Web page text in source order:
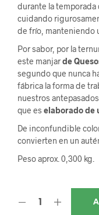
era:
5,99€.
durante la temporada
cuidando
de frío, manteniendo
Por sabor, por la
este manjarde
segundo que nunca
fábrica la forma de
nuestros
que es elaborado de
De inconfundible
convierten en un
Peso aprox. 0,300 kg.